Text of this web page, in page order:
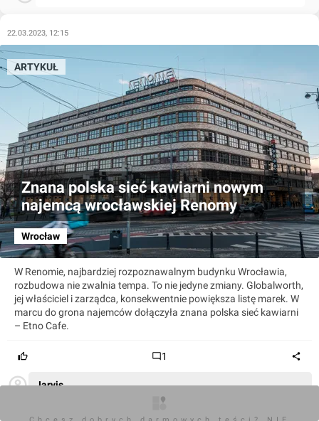
22.03.2023, 12:15
Znana polska sieć kawiarni nowym
najemcą wrocławskiej Renomy
Wrocław
ARTYKUŁ
W Renomie, najbardziej rozpoznawalnym budynku Wrocławia,
rozbudowa nie zwalnia tempa. To nie jedyne zmiany. Globalworth,
jej właściciel i zarządca, konsekwentnie powiększa listę marek. W
marcu do grona najemców dołączyła znana polska sieć kawiarni
– Etno Cafe.
1
Jarvis
Renoma nie jest najbardziej rozpoznawalnym budynkiem